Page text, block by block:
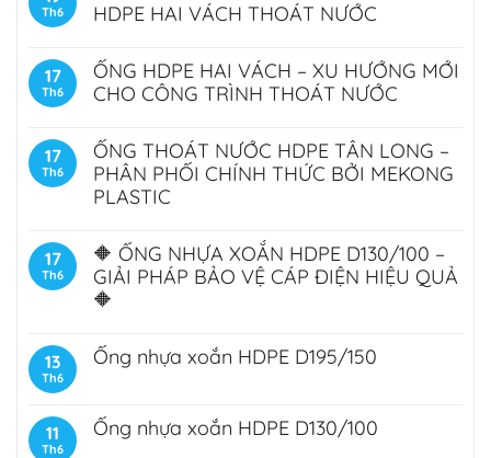
Th6
HDPE HAI VÁCH THOÁT NƯỚC
17
Th6
ỐNG HDPE HAI VÁCH – XU HƯỚNG MỚI
CHO CÔNG TRÌNH THOÁT NƯỚC
17
Th6
ỐNG THOÁT NƯỚC HDPE TÂN LONG –
PHÂN PHỐI CHÍNH THỨC BỞI MEKONG
PLASTIC
17
Th6
🔶 ỐNG NHỰA XOẮN HDPE D130/100 –
GIẢI PHÁP BẢO VỆ CÁP ĐIỆN HIỆU QUẢ
🔶
13
Th6
Ống nhựa xoắn HDPE D195/150
11
Th6
Ống nhựa xoắn HDPE D130/100